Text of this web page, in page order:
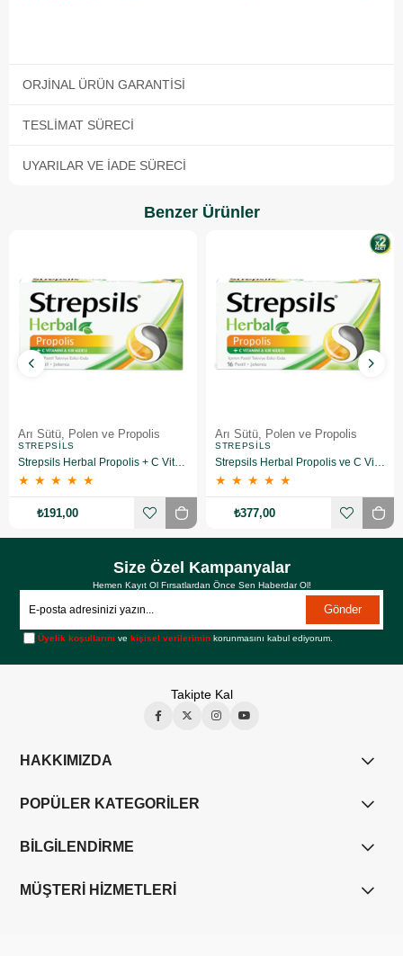
ORJINAL ÜRÜN GARANTISI
TESLIMAT SÜRECI
UYARILAR VE İADE SÜRECI
Benzer Ürünler
Arı Sütü, Polen ve Propolis
STREPSILS
Strepsils Herbal Propolis + C Vitamini İçeren Takviye Edici Gıda 16 Pastil
★ ★ ★ ★ ★
₺191,00
Arı Sütü, Polen ve Propolis
STREPSILS
★ ★ ★ ★ ★
₺377,00
Size Özel Kampanyalar
Hemen Kayıt Ol Fırsatlardan Önce Sen Haberdar Ol!
Gönder
Üyelik koşullarını vekişisel verilerimin korunmasını kabul ediyorum.
Takipte Kal
HAKKIMIZDA
POPÜLER KATEGORİLER
BİLGİLENDİRME
MÜŞTERİ HİZMETLERİ